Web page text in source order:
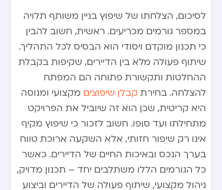
לסיכום, הצלחתו של שיפוץ בניין משותף תלויה
במספר גורמים מכריעים. ראשית, חשוב להבין
כי תכנון מוקדם ויסודי הוא הבסיס לכל התהליך.
שיתוף פעולה מלא בין הדיירים, שקיפות בקבלת
ההחלטות ותקשורת פתוחה הם המפתח
להצלחה. בחירת קבלן שיפוצים מקצועי ומנוסה
היא קריטית, שכן הוא זה שיוביל את הפרויקט
מתחילתו ועד סופו. חשוב לזכור כי שיפוץ מקיף
אינו רק שיפור חזותי, אלא השקעה ארוכת טווח
בערך הנכס ובאיכות החיים של הדיירים. כאשר
כל הגורמים הללו משתלבים יחד – תכנון מדויק,
ניהול מקצועי, שיתוף פעולה של הדיירים וביצוע